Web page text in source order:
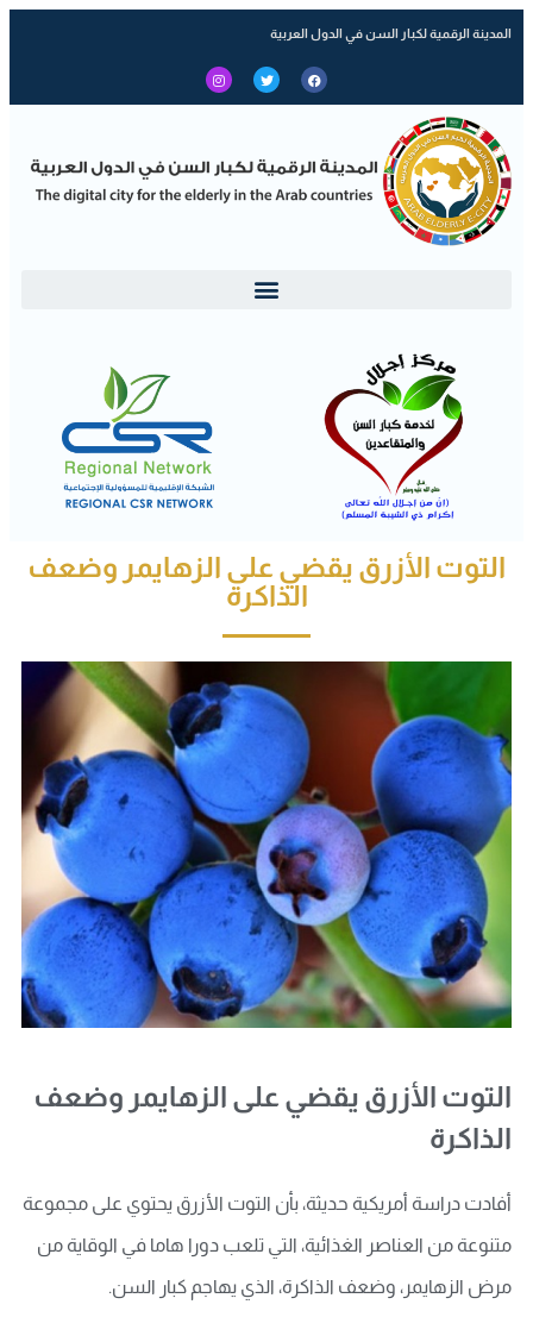
المدينة الرقمية لكبار السن في الدول العربية
التوت الأزرق يقضي على الزهايمر وضعف
الذاكرة
التوت الأزرق يقضي على الزهايمر وضعف
الذاكرة
أفادت دراسة أمريكية حديثة، بأن التوت الأزرق يحتوي على مجموعة
متنوعة من العناصر الغذائية، التي تلعب دورا هاما في الوقاية من
مرض الزهايمر، وضعف الذاكرة، الذي يهاجم كبار السن.